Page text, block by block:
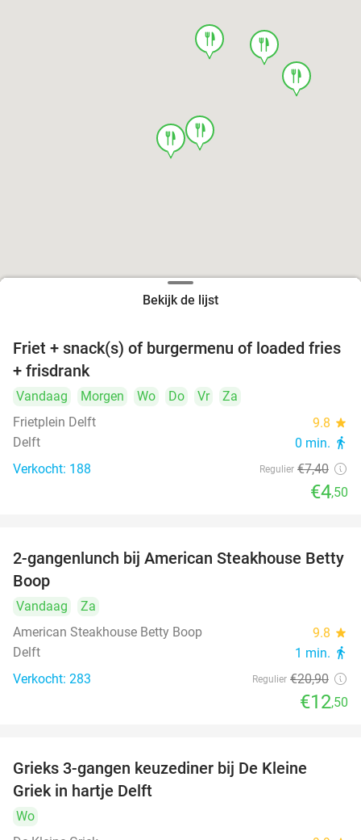
food
food
food
food
food
food
food
Bekijk de lijst
39%
Friet + snack(s) of burgermenu of loaded fries
+ frisdrank
Vandaag Morgen Wo Do Vr
Za
Frietplein Delft
9.8 star
Delft 0 min. directions_walk
Verkocht: 188 Regulier €7,40
€4,50
40%
2-gangenlunch bij American Steakhouse Betty
Boop
Vandaag
Za
American Steakhouse Betty Boop
9.8 star
Delft 1 min. directions_walk
Verkocht: 283 Regulier €20,90
€12,50
Grieks 3-gangen keuzediner bij De Kleine
Griek in hartje Delft
Wo